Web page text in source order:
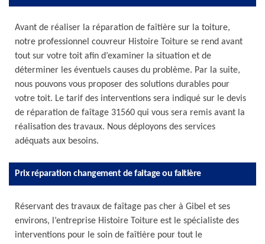
Avant de réaliser la réparation de faîtière sur la toiture,
notre professionnel couvreur Histoire Toiture se rend avant
tout sur votre toit afin d’examiner la situation et de
déterminer les éventuels causes du problème. Par la suite,
nous pouvons vous proposer des solutions durables pour
votre toit. Le tarif des interventions sera indiqué sur le devis
de réparation de faîtage 31560 qui vous sera remis avant la
réalisation des travaux. Nous déployons des services
adéquats aux besoins.
Prix réparation changement de faitage ou faitière
Réservant des travaux de faîtage pas cher à Gibel et ses
environs, l’entreprise Histoire Toiture est le spécialiste des
interventions pour le soin de faîtière pour tout le